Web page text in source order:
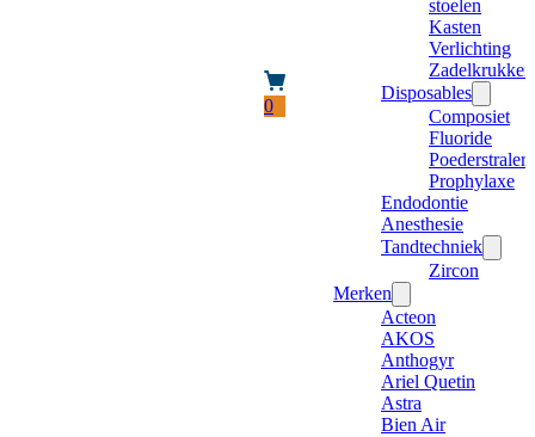
0
stoelen
Kasten
Verlichting
Zadelkrukken
Disposables
Composiet
Fluoride
Poederstraler
Prophylaxe
Endodontie
Anesthesie
Tandtechniek
Zircon
Merken
Acteon
AKOS
Anthogyr
Ariel Quetin
Astra
Bien Air